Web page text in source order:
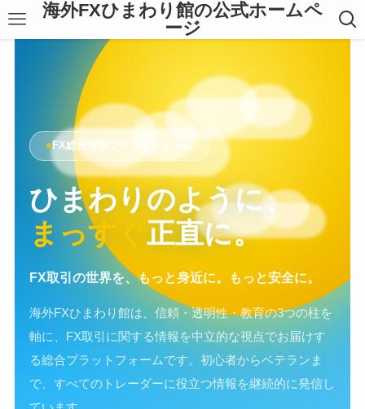
海外FXひまわり館の公式ホームペ
ージ
FX総合情報プラットフォーム
ひまわりのように、
まっすぐ 正直に。
FX取引の世界を、もっと身近に。もっと安全に。
海外FXひまわり館は、信頼・透明性・教育の3つの柱を
軸に、FX取引に関する情報を中立的な視点でお届けす
る総合プラットフォームです。初心者からベテランま
で、すべてのトレーダーに役立つ情報を継続的に発信し